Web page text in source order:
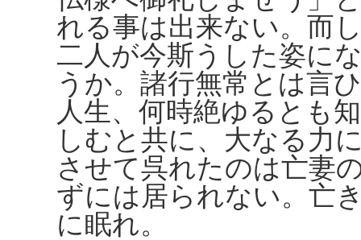
れる事は出来ない。而
二人が今斯うした姿に
うか。諸行無常とは言
人生、何時絶ゆるとも
しむと共に、大なる力
させて呉れたのは亡妻
ずには居られない。亡
に眠れ。